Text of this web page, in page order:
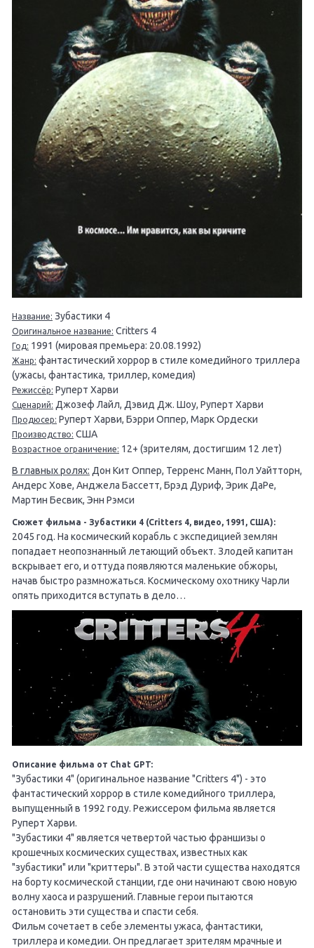
Название: Зубастики 4
Оригинальное название: Critters 4
Год: 1991 (мировая премьера: 20.08.1992)
Жанр: фантастический хоррор в стиле комедийного триллера
(ужасы, фантастика, триллер, комедия)
Режиссёр: Руперт Харви
Сценарий: Джозеф Лайл, Дэвид Дж. Шоу, Руперт Харви
Продюсер: Руперт Харви, Бэрри Оппер, Марк Ордески
Производство: США
Возрастное ограничение: 12+ (зрителям, достигшим 12 лет)
В главных ролях: Дон Кит Оппер, Терренс Манн, Пол Уайтторн,
Андерс Хове, Анджела Бассетт, Брэд Дуриф, Эрик ДаРе,
Мартин Бесвик, Энн Рэмси
Сюжет фильма - Зубастики 4 (Critters 4, видео, 1991, США):
2045 год. На космический корабль с экспедицией землян
попадает неопознанный летающий объект. Злодей капитан
вскрывает его, и оттуда появляются маленькие обжоры,
начав быстро размножаться. Космическому охотнику Чарли
опять приходится вступать в дело…
Описание фильма от Chat GPT:
"Зубастики 4" (оригинальное название "Critters 4") - это
фантастический хоррор в стиле комедийного триллера,
выпущенный в 1992 году. Режиссером фильма является
Руперт Харви.
"Зубастики 4" является четвертой частью франшизы о
крошечных космических существах, известных как
"зубастики" или "криттеры". В этой части существа находятся
на борту космической станции, где они начинают свою новую
волну хаоса и разрушений. Главные герои пытаются
остановить эти существа и спасти себя.
Фильм сочетает в себе элементы ужаса, фантастики,
триллера и комедии. Он предлагает зрителям мрачные и